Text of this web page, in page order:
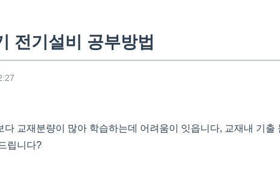
전기설비 공부방법
다 교재분량이 많아 학습하는데 어려움이 잇읍니다, 교재내 기출
립니다?